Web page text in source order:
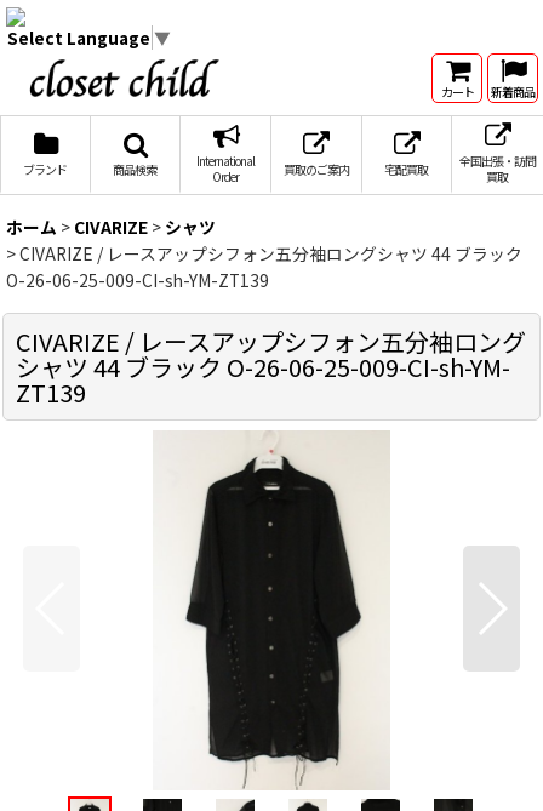
Select Language ▼
カート 新着商品
ブランド 商品検索
International
Order
買取のご案内 宅配買取
全国出張・訪問
買取
ホーム > CIVARIZE > シャツ
>CIVARIZE / レースアップシフォン五分袖ロングシャツ 44 ブラック
O-26-06-25-009-CI-sh-YM-ZT139
CIVARIZE / レースアップシフォン五分袖ロング
シャツ 44 ブラック O-26-06-25-009-CI-sh-YM-
ZT139